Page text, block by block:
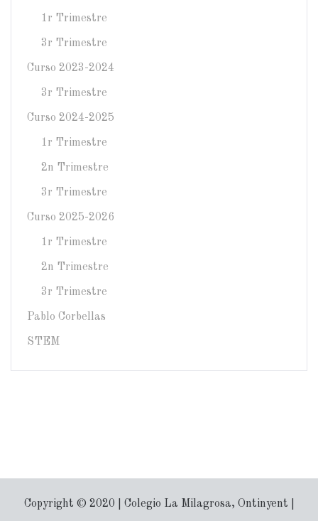
1r Trimestre
3r Trimestre
Curso 2023-2024
3r Trimestre
Curso 2024-2025
1r Trimestre
2n Trimestre
3r Trimestre
Curso 2025-2026
1r Trimestre
2n Trimestre
3r Trimestre
Pablo Corbellas
STEM
Copyright © 2020 | Colegio La Milagrosa, Ontinyent |